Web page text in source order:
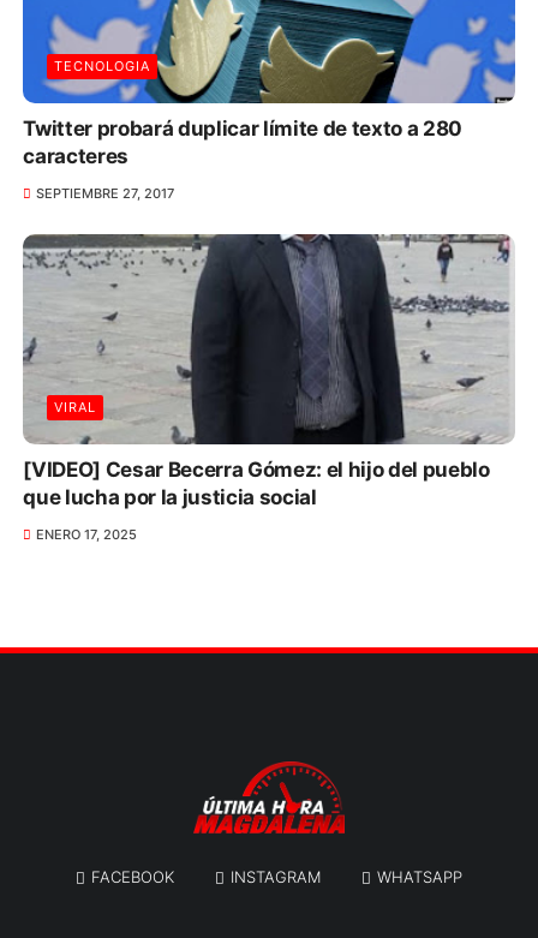
TECNOLOGIA
Twitter probará duplicar límite de texto a 280
caracteres
SEPTIEMBRE 27, 2017
VIRAL
[VIDEO] Cesar Becerra Gómez: el hijo del pueblo
que lucha por la justicia social
ENERO 17, 2025
FACEBOOK INSTAGRAM WHATSAPP